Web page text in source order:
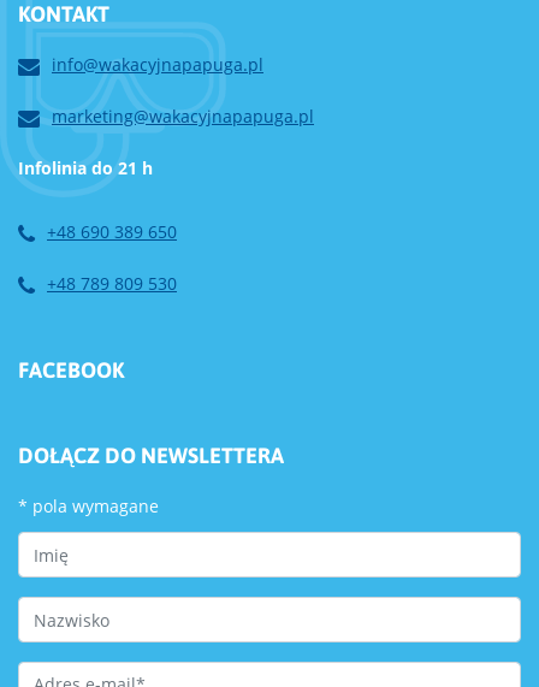
KONTAKT
info@wakacyjnapapuga.pl
marketing@wakacyjnapapuga.pl
Infolinia do 21 h
+48 690 389 650
+48 789 809 530
FACEBOOK
DOŁĄCZ DO NEWSLETTERA
* pola wymagane
First Name
Last Name
Email Address*